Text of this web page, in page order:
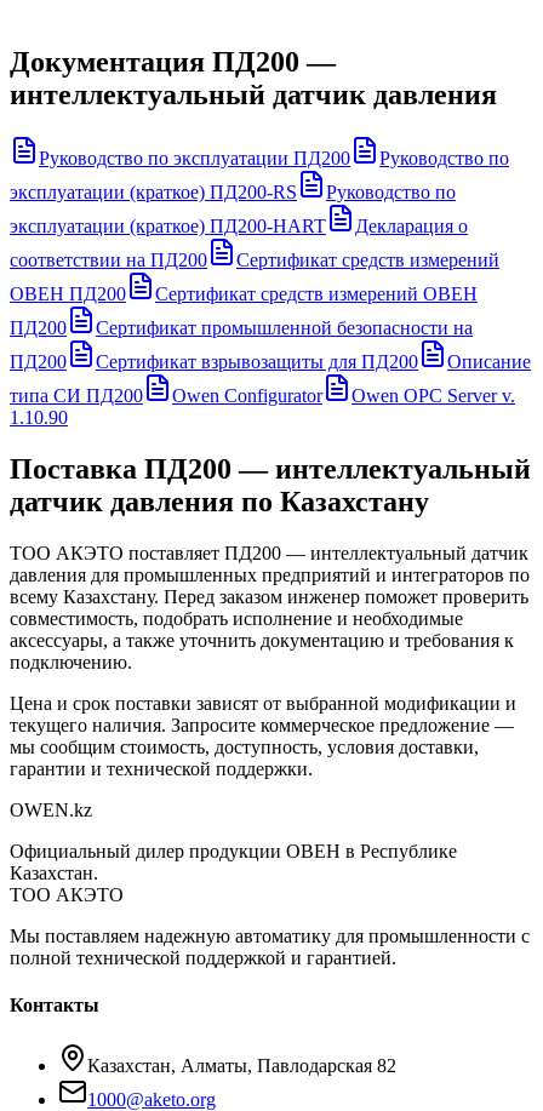
Документация ПД200 —
интеллектуальный датчик давления
Руководство по эксплуатации ПД200
Руководство по
эксплуатации (краткое) ПД200-RS
Руководство по
эксплуатации (краткое) ПД200-HART
Декларация о
соответствии на ПД200
Сертификат средств измерений
ОВЕН ПД200
Сертификат средств измерений ОВЕН
ПД200
Сертификат промышленной безопасности на
ПД200
Сертификат взрывозащиты для ПД200
Описание
типа СИ ПД200
Owen Configurator
Owen OPC Server v.
1.10.90
Поставка ПД200 — интеллектуальный
датчик давления по Казахстану
ТОО АКЭТО поставляет ПД200 — интеллектуальный датчик
давления для промышленных предприятий и интеграторов по
всему Казахстану. Перед заказом инженер поможет проверить
совместимость, подобрать исполнение и необходимые
аксессуары, а также уточнить документацию и требования к
подключению.
Цена и срок поставки зависят от выбранной модификации и
текущего наличия. Запросите коммерческое предложение —
мы сообщим стоимость, доступность, условия доставки,
гарантии и технической поддержки.
OWEN.kz
Официальный дилер продукции ОВЕН в Республике
Казахстан.
ТОО АКЭТО
Мы поставляем надежную автоматику для промышленности с
полной технической поддержкой и гарантией.
Контакты
Казахстан, Алматы, Павлодарская 82
1000@aketo.org